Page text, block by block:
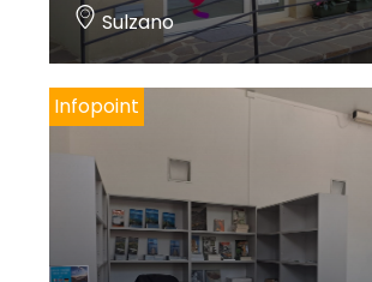
Sulzano
Infopoint